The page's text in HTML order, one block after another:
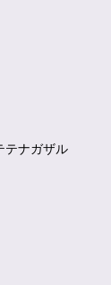
テナガザル